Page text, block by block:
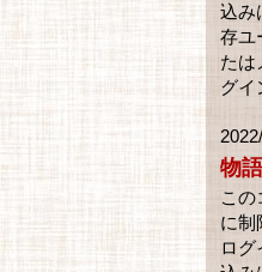
込み
存ユ
たは
グイ
物
この
に制
ログ